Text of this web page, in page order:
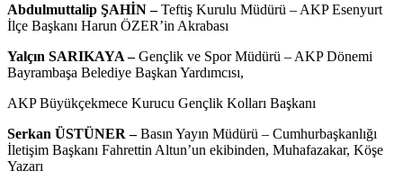
Abdulmuttalip ŞAHİN –Teftiş Kurulu Müdürü – AKP Esenyurt
İlçe Başkanı Harun ÖZER’in Akrabası
Yalçın SARIKAYA –Gençlik ve Spor Müdürü – AKP Dönemi
Bayrambaşa Belediye Başkan Yardımcısı,
AKP Büyükçekmece Kurucu Gençlik Kolları Başkanı
Serkan ÜSTÜNER –Basın Yayın Müdürü – Cumhurbaşkanlığı
İletişim Başkanı Fahrettin Altun’un ekibinden, Muhafazakar, Köşe
Yazarı